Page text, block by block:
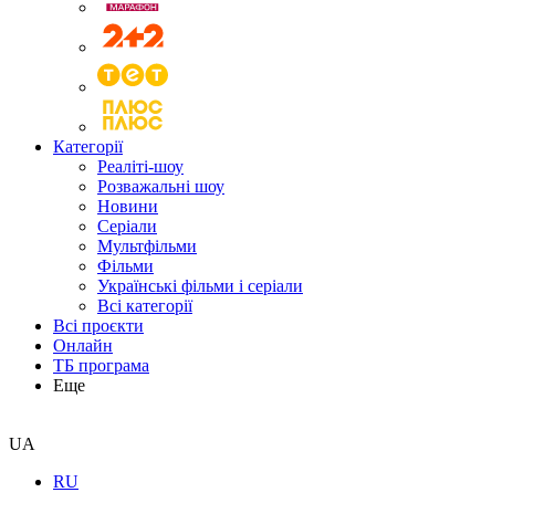
Категорії
Реаліті-шоу
Розважальні шоу
Новини
Серіали
Мультфільми
Фільми
Українські фільми і серіали
Всі категорії
Всі проєкти
Онлайн
ТБ програма
Еще
UA
RU